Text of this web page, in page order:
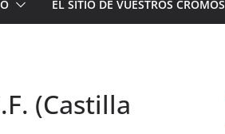
EL SITIO DE VUESTROS CROMOS
(Castilla